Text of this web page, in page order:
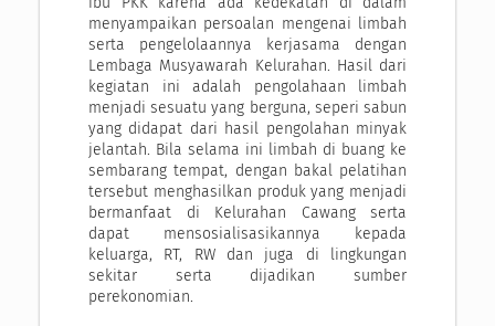
menyampaikan persoalan mengenai limbah
serta pengelolaannya kerjasama dengan
Lembaga Musyawarah Kelurahan. Hasil dari
kegiatan ini adalah pengolahaan limbah
menjadi sesuatu yang berguna, seperi sabun
yang didapat dari hasil pengolahan minyak
jelantah. Bila selama ini limbah di buang ke
sembarang tempat, dengan bakal pelatihan
tersebut menghasilkan produk yang menjadi
bermanfaat di Kelurahan Cawang serta
dapat mensosialisasikannya kepada
keluarga, RT, RW dan juga di lingkungan
sekitar serta dijadikan sumber
perekonomian.